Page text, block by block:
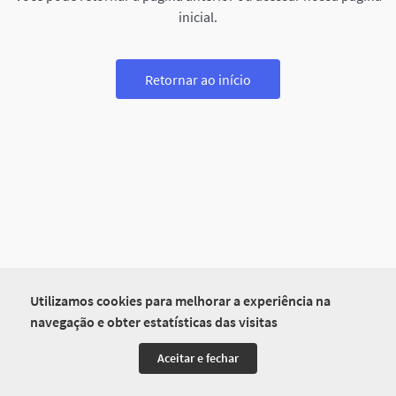
Utilizamos cookies para melhorar a experiência na
navegação e obter estatísticas das visitas
Aceitar e fechar
inicial.
Retornar ao início